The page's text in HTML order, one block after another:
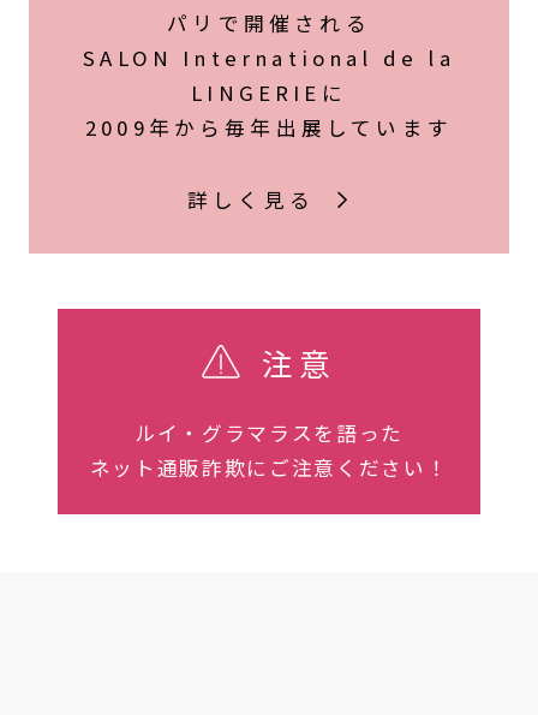
パリで開催される
SALON International de la
LINGERIEに
2009年から毎年出展しています
詳しく見る
注意
ルイ・グラマラスを語った
ネット通販詐欺にご注意ください！